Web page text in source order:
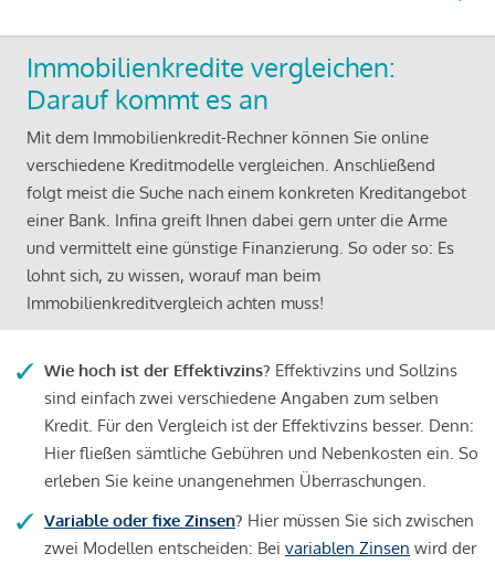
Immobilienkredite vergleichen:
Darauf kommt es an
Mit dem Immobilienkredit-Rechner können Sie online
verschiedene Kreditmodelle vergleichen. Anschließend
folgt meist die Suche nach einem konkreten Kreditangebot
einer Bank. Infina greift Ihnen dabei gern unter die Arme
und vermittelt eine günstige Finanzierung. So oder so: Es
lohnt sich, zu wissen, worauf man beim
Immobilienkreditvergleich achten muss!
Wie hoch ist der Effektivzins? Effektivzins und Sollzins
sind einfach zwei verschiedene Angaben zum selben
Kredit. Für den Vergleich ist der Effektivzins besser. Denn:
Hier fließen sämtliche Gebühren und Nebenkosten ein. So
erleben Sie keine unangenehmen Überraschungen.
Variable oder fixe Zinsen? Hier müssen Sie sich zwischen
zwei Modellen entscheiden: Bei variablen Zinsen wird der